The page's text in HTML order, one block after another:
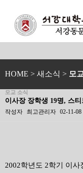
HOME > 새소식 > 모
모교 소식
이사장 장학생 19명, 스
작성자 최고관리자 02-11-08
2002학년도 2학기 이